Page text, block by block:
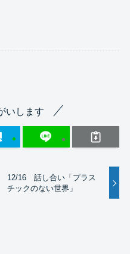
いします
12/16 話し合い「プラス
チックのない世界」